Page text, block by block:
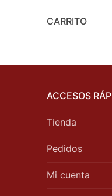
CARRITO
ACCESOS
Tienda
Pedidos
Mi cuenta